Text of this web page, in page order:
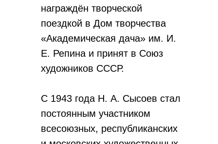
награждён творческой
поездкой в Дом творчества
«Академическая дача» им. И.
Е. Репина и принят в Союз
художников СССР.
С 1943 года Н. А. Сысоев стал
постоянным участником
всесоюзных, республиканских